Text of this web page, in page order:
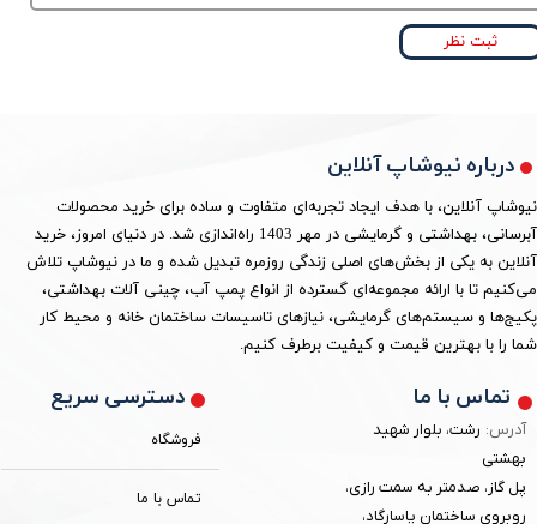
ثبت نظر
درباره نیوشاپ آنلاین
نیوشاپ آنلاین، با هدف ایجاد تجربه‌ای متفاوت و ساده برای خرید محصولات
آبرسانی، بهداشتی و گرمایشی در مهر 1403 راه‌اندازی شد. در دنیای امروز، خرید
آنلاین به یکی از بخش‌های اصلی زندگی روزمره تبدیل شده و ما در نیوشاپ تلاش
می‌کنیم تا با ارائه مجموعه‌ای گسترده از انواع پمپ آب، چینی آلات بهداشتی،
پکیج‌ها و سیستم‌های گرمایشی، نیازهای تاسیسات ساختمان خانه و محیط کار
شما را با بهترین قیمت و کیفیت برطرف کنیم.
دسترسی سریع
فروشگاه
تماس با ما
تماس با ما
آدرس: رشت، بلوار شهید
بهشتی
پل گاز، صدمتر به سمت رازی،
روبروی ساختمان پاسارگاد،